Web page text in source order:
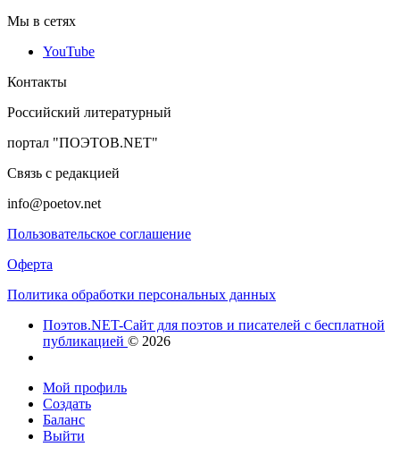
Мы в сетях
YouTube
Контакты
Российский литературный
портал "ПОЭТОВ.NET"
Связь с редакцией
info@poetov.net
Пользовательское соглашение
Оферта
Политика обработки персональных данных
Поэтов.NET-Сайт для поэтов и писателей с бесплатной
публикацией © 2026
Мой профиль
Создать
Баланс
Выйти